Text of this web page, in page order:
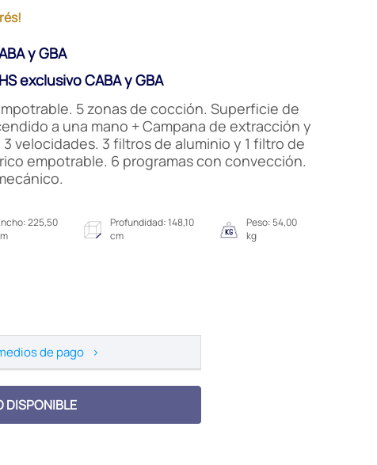
y GBA
exclusivo CABA y GBA
5 zonas de cocción. Superficie de
a una mano + Campana de extracción y
velocidades. 3 filtros de aluminio y 1 filtro de
empotrable. 6 programas con convección.
225,50
Profundidad: 148,10
cm
Peso: 54,00
kg
de pago >
DISPONIBLE